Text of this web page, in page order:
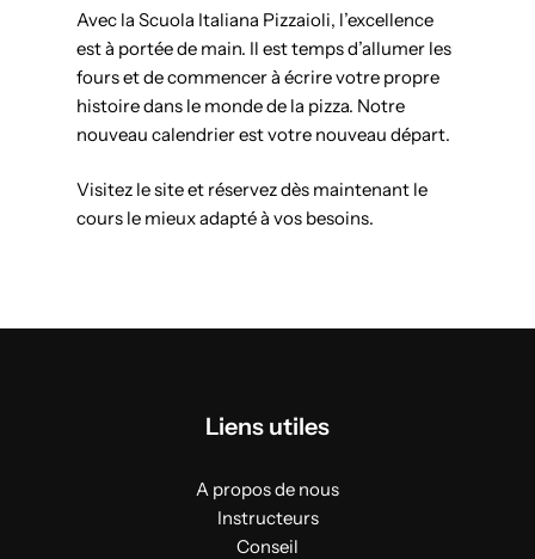
Avec la Scuola Italiana Pizzaioli, l’excellence
est à portée de main. Il est temps d’allumer les
fours et de commencer à écrire votre propre
histoire dans le monde de la pizza. Notre
nouveau calendrier est votre nouveau départ.
Visitez le site et réservez dès maintenant le
cours le mieux adapté à vos besoins.
Liens utiles
A propos de nous
Instructeurs
Conseil